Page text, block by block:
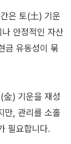
은 토(土) 기운
안정적인 자산
금 유동성이 묶
) 기운을 재성
만, 관리를 소홀
필요합니다.